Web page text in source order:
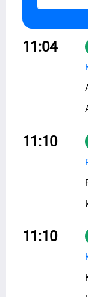
11:04
11:10
11:10